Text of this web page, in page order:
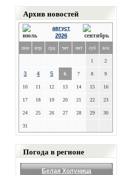
Архив новостей
август
2026
пон втр срд чет пят суб вск
1 2
3 4 5 6 7 8 9
10 11 12 13 14 15 16
17 18 19 20 21 22 23
24 25 26 27 28 29 30
31
Погода в регионе
Белая Холуница